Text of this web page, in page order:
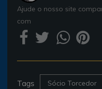
Ajude o nosso site
com
Tags Sócio Torcedor